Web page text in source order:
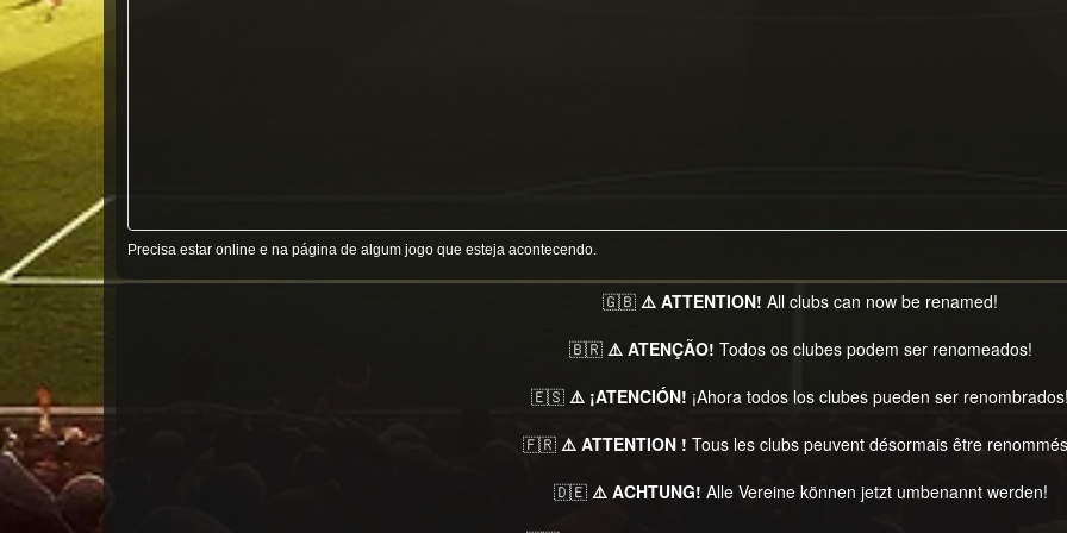
Precisa estar online e na página de algum jogo que esteja acontecendo.
🇬🇧 ⚠️ ATTENTION! All clubs can now be renamed!
🇧🇷 ⚠️ ATENÇÃO! Todos os clubes podem ser renomeados!
🇪🇸 ⚠️ ¡ATENCIÓN! ¡Ahora todos los clubes pueden ser
🇫🇷 ⚠️ ATTENTION ! Tous les clubs peuvent désormais être
🇩🇪 ⚠️ ACHTUNG! Alle Vereine können jetzt umbenannt werden!